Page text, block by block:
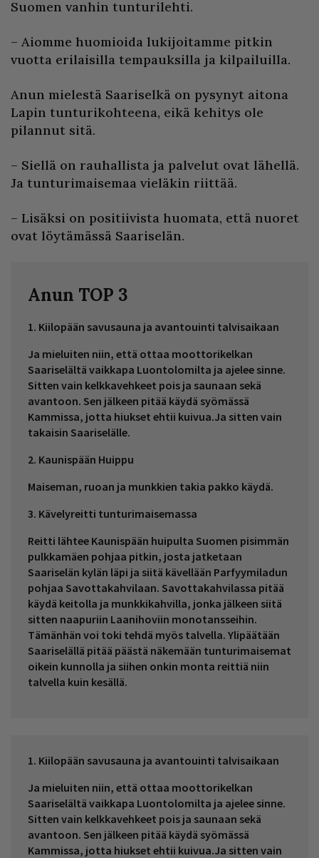
Suomen vanhin tunturilehti.
– Aiomme huomioida lukijoitamme pitkin
vuotta erilaisilla tempauksilla ja kilpailuilla.
Anun mielestä Saariselkä on pysynyt aitona
Lapin tunturikohteena, eikä kehitys ole
pilannut sitä.
– Siellä on rauhallista ja palvelut ovat lähellä.
Ja tunturimaisemaa vieläkin riittää.
– Lisäksi on positiivista huomata, että nuoret
ovat löytämässä Saariselän.
Anun TOP 3
1. Kiilopään savusauna ja avantouinti talvisaikaan
Ja mieluiten niin, että ottaa moottorikelkan
Saariselältä vaikkapa Luontolomilta ja ajelee sinne.
Sitten vain kelkkavehkeet pois ja saunaan sekä
avantoon. Sen jälkeen pitää käydä syömässä
Kammissa, jotta hiukset ehtii kuivua.Ja sitten vain
takaisin Saariselälle.
2. Kaunispään Huippu
Maiseman, ruoan ja munkkien takia pakko käydä.
3. Kävelyreitti tunturimaisemassa
Reitti lähtee Kaunispään huipulta Suomen pisimmän
pulkkamäen pohjaa pitkin, josta jatketaan
Saariselän kylän läpi ja siitä kävellään Parfyymiladun
pohjaa Savottakahvilaan. Savottakahvilassa pitää
käydä keitolla ja munkkikahvilla, jonka jälkeen siitä
sitten naapuriin Laanihoviin monotansseihin.
Tämänhän voi toki tehdä myös talvella. Ylipäätään
Saariselällä pitää päästä näkemään tunturimaisemat
oikein kunnolla ja siihen onkin monta reittiä niin
talvella kuin kesällä.
1. Kiilopään savusauna ja avantouinti talvisaikaan
Ja mieluiten niin, että ottaa moottorikelkan
Saariselältä vaikkapa Luontolomilta ja ajelee sinne.
Sitten vain kelkkavehkeet pois ja saunaan sekä
avantoon. Sen jälkeen pitää käydä syömässä
Kammissa, jotta hiukset ehtii kuivua.Ja sitten vain